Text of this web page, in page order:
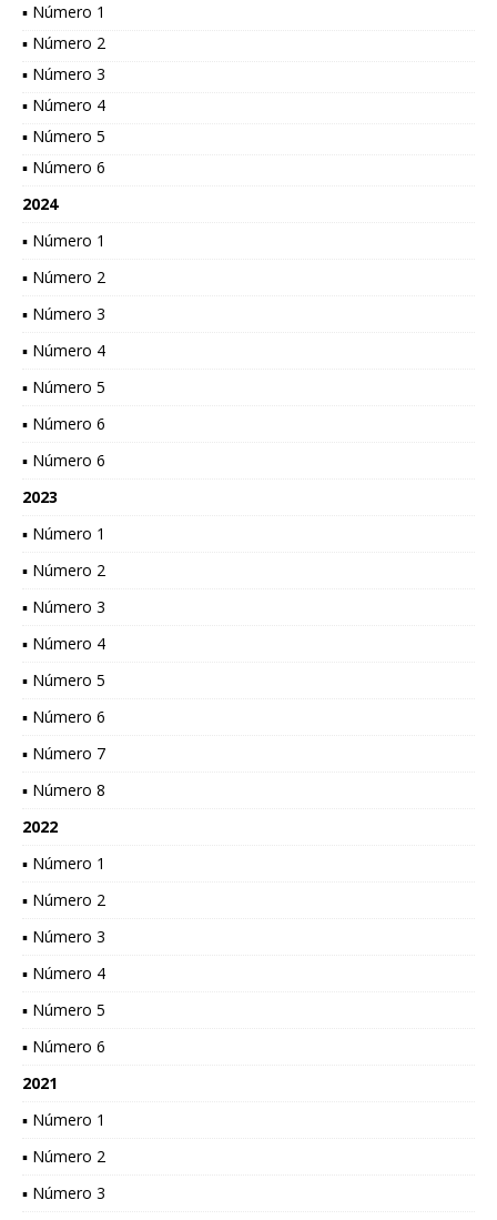
▪ Número 1
▪ Número 2
▪ Número 3
▪ Número 4
▪ Número 5
▪ Número 6
2024
▪ Número 1
▪ Número 2
▪ Número 3
▪ Número 4
▪ Número 5
▪ Número 6
▪ Número 6
2023
▪ Número 1
▪ Número 2
▪ Número 3
▪ Número 4
▪ Número 5
▪ Número 6
▪ Número 7
▪ Número 8
2022
▪ Número 1
▪ Número 2
▪ Número 3
▪ Número 4
▪ Número 5
▪ Número 6
2021
▪ Número 1
▪ Número 2
▪ Número 3